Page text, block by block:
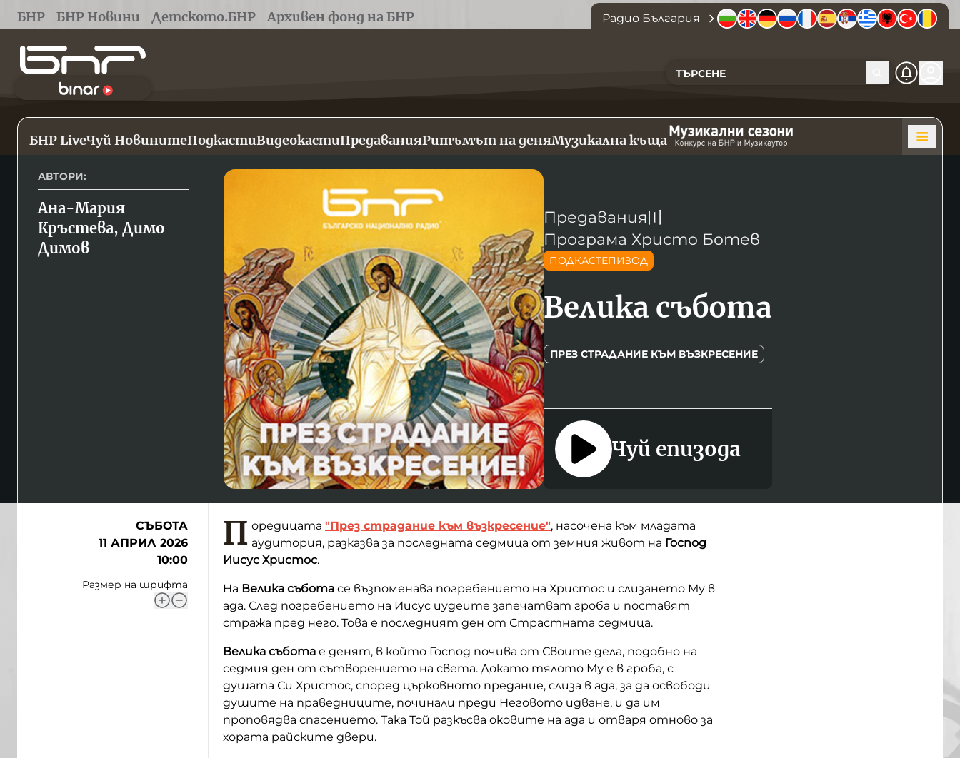
БНР БНР Новини Детското.БНР Архивен фонд на БНР Радио България
БНР LiveЧуй НовинитеПодкастиВидеокастиПредаванияРитъмът на деняМузикална къща
АВТОРИ:
Ана-Мария
Кръстева, Димо
Димов
Предавания〣
Програма Христо Ботев
ПОДКАСТЕПИЗОД
Велика събота
ПРЕЗ СТРАДАНИЕ КЪМ ВЪЗКРЕСЕНИЕ
Чуй епизода
СЪБОТА
11 АПРИЛ 2026
10:00
Размер на шрифта
П оредицата "През страдание към възкресение", насочена към младата
аудитория, разказва за последната седмица от земния живот на Господ
Иисус Христос.
На Велика събота се възпоменава погребението на Христос и слизането Му в
ада. След погребението на Иисус иудеите запечатват гроба и поставят
стража пред него. Това е последният ден от Страстната седмица.
Велика събота е денят, в който Господ почива от Своите дела, подобно на
седмия ден от сътворението на света. Докато тялото Му е в гроба, с
душата Си Христос, според църковното предание, слиза в ада, за да освободи
душите на праведниците, починали преди Неговото идване, и да им
проповядва спасението. Така Той разкъсва оковите на ада и отваря отново за
хората райските двери.